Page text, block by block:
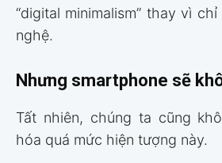
“digital minimalism” thay vì
nghệ.
Nhưng smartphone sẽ
Tất nhiên, chúng ta cũng
hóa quá mức hiện tượng này.